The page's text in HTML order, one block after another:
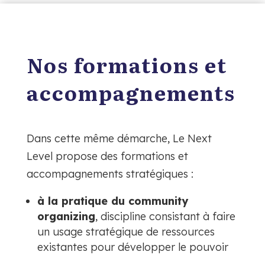
Nos formations et
accompagnements
Dans cette même démarche, Le Next
Level propose des formations et
accompagnements stratégiques :
à la pratique du community
organizing, discipline consistant à faire
un usage stratégique de ressources
existantes pour développer le pouvoir